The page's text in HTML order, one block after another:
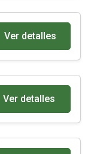
Ver detalles
Ver detalles